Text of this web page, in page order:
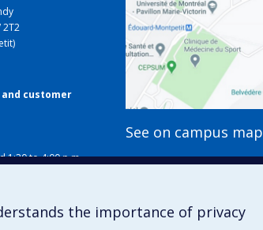
2T2
customer
1:30 to 4:00 p.m.
See on campus map
the importance of privacy